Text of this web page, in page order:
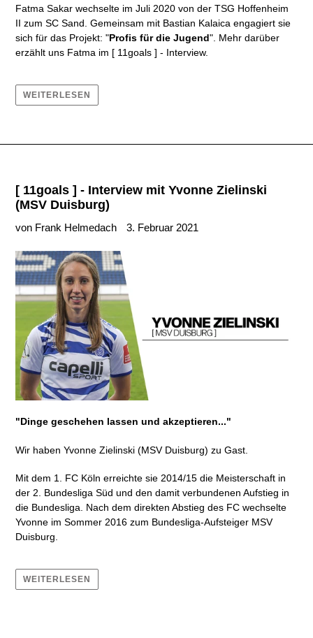
Fatma Sakar wechselte im Juli 2020 von der TSG Hoffenheim
II zum SC Sand. Gemeinsam mit Bastian Kalaica engagiert sie
sich für das Projekt: "Profis für die Jugend". Mehr darüber
erzählt uns Fatma im [ 11goals ] - Interview.
WEITERLESEN
[ 11goals ] - Interview mit Yvonne Zielinski
(MSV Duisburg)
von Frank Helmedach 3. Februar 2021
"Dinge geschehen lassen und akzeptieren..."
Wir haben Yvonne Zielinski (MSV Duisburg) zu Gast.
Mit dem 1. FC Köln erreichte sie 2014/15 die Meisterschaft in
der 2. Bundesliga Süd und den damit verbundenen Aufstieg in
die Bundesliga. Nach dem direkten Abstieg des FC wechselte
Yvonne im Sommer 2016 zum Bundesliga-Aufsteiger MSV
Duisburg.
WEITERLESEN